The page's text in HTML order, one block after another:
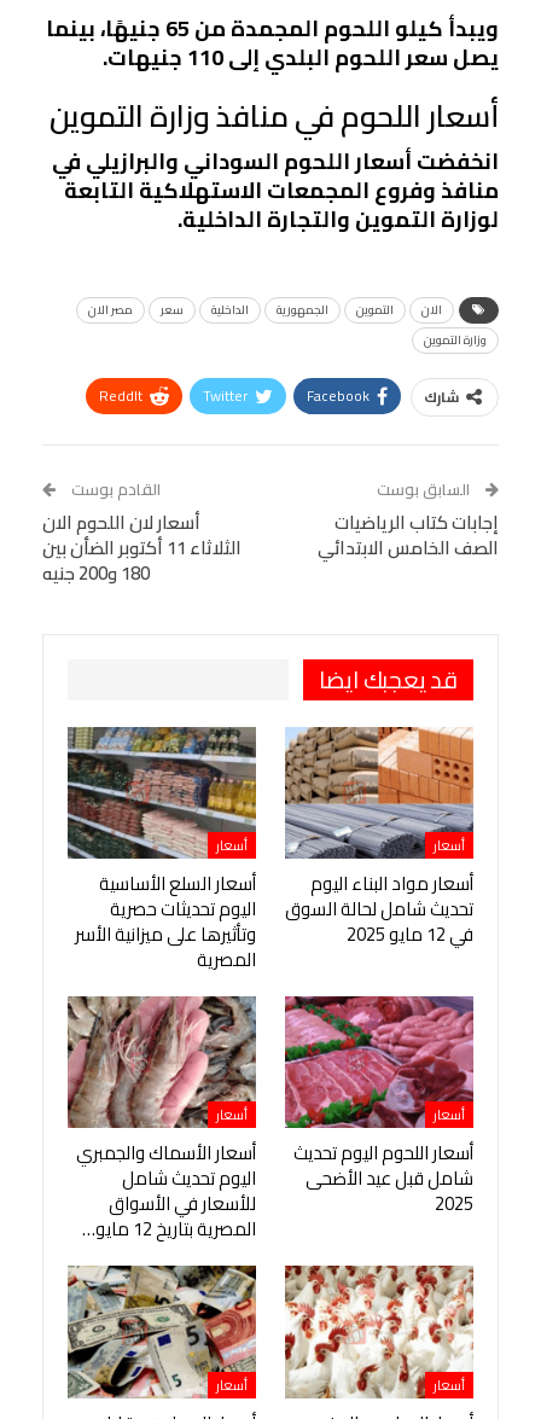
ويبدأ كيلو اللحوم المجمدة من 65 جنيهًا، بينما
يصل سعر اللحوم البلدي إلى 110 جنيهات.
أسعار اللحوم في منافذ وزارة التموين
انخفضت أسعار اللحوم السوداني والبرازيلي في
منافذ وفروع المجمعات الاستهلاكية التابعة
لوزارة التموين والتجارة الداخلية.
الان التموين الجمهورية الداخلية سعر
مصر الان
وزارة التموين
شارك Facebook
Twitter
ReddIt
Tumblr
البريد الإلكتروني
VK
Digg
LINE
BlackBerry
Viber
السابق بوست
إجابات كتاب الرياضيات
الصف الخامس الابتدائي
القادم بوست
أسعار لان اللحوم الان
الثلاثاء 11 أكتوبر الضأن بين
180 و200 جنيه
قد يعجبك ايضا
أسعار
أسعار مواد البناء اليوم
تحديث شامل لحالة السوق
في 12 مايو 2025
أسعار
أسعار السلع الأساسية
اليوم تحديثات حصرية
وتأثيرها على ميزانية الأسر
المصرية
أسعار
أسعار اللحوم اليوم تحديث
شامل قبل عيد الأضحى
2025
أسعار
أسعار الأسماك والجمبري
اليوم تحديث شامل
للأسعار في الأسواق
المصرية بتاريخ 12 مايو…
أسعار أسعار